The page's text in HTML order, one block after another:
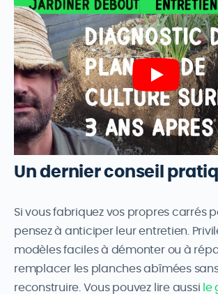
Un dernier conseil
Si vous fabriquez vos propres carrés
pensez à anticiper leur entretien.
modèles faciles à démonter ou à
remplacer les planches abîmées
reconstruire. Vous pouvez lire aussi le